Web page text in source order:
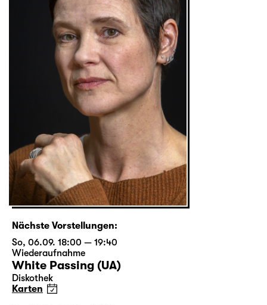
Nächste Vorstellungen:
So, 06.09. 18:00 — 19:40
Wiederaufnahme
White Passing (UA)
Diskothek
Karten